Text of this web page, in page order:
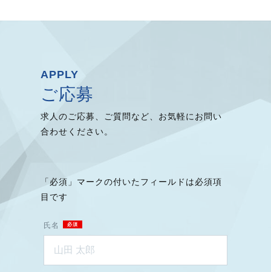
APPLY
ご応募
求人のご応募、ご質問など、お気軽にお問い
合わせください。
「必須」マークの付いたフィールドは必須項
目です
氏名